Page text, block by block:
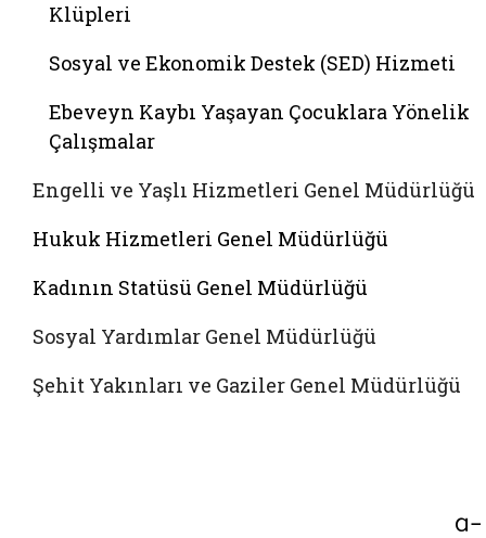
Klüpleri
Sosyal ve Ekonomik Destek (SED) Hizmeti
Ebeveyn Kaybı Yaşayan Çocuklara Yönelik
Çalışmalar
Engelli ve Yaşlı Hizmetleri Genel Müdürlüğü
Hukuk Hizmetleri Genel Müdürlüğü
Kadının Statüsü Genel Müdürlüğü
Sosyal Yardımlar Genel Müdürlüğü
Şehit Yakınları ve Gaziler Genel Müdürlüğü